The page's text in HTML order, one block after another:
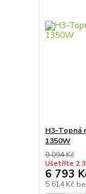
H3-Topná
1350W
9 094 Kč
Ušetříte 2
6 793
5 614 Kč